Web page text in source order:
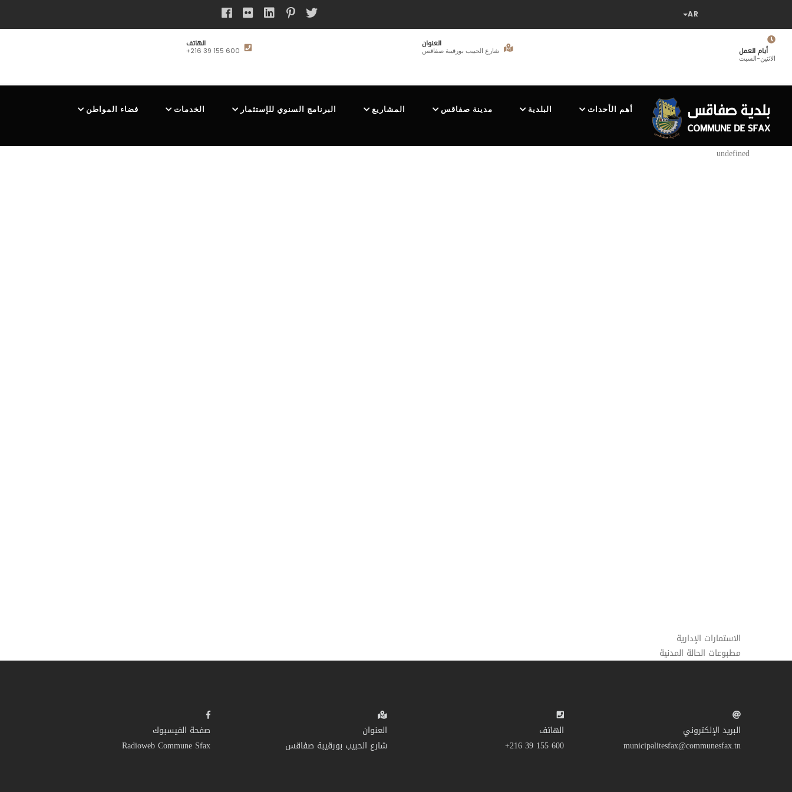
المحتوى
الرئيسيأيام العمل
الاثنين-السبت
العنوان
شارع الحبيب بورقيبة صفاقس
الهاتف
+216 39 155 600
NAVIGATION
أهم الأحداث البلدية مدينة صفاقس المشاريع البرنامج السنوي للإستثمار الخدمات فضاء المواطن
undefined
الاستمارات الإدارية
مطبوعات الحالة المدنية
صفحة الفيسبوك
Radioweb Commune Sfax
العنوان
شارع الحبيب بورقيبة صفاقس
الهاتف
600 155 39 216+
البريد الإلكتروني
municipalitesfax@communesfax.tn